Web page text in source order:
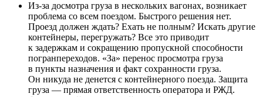
Из-за досмотра груза в нескольких вагонах, возникает
проблема со всем поездом. Быстрого решения нет.
Проезд должен ждать? Ехать не полным? Искать другие
контейнеры, перегружать? Все это приводит
к задержкам и сокращению пропускной способности
погранпереходов. «За» перенос просмотра груза
в пункты назначения и факт сохранности груза.
Он никуда не денется с контейнерного поезда. Защита
груза — прямая ответственность оператора и РЖД.